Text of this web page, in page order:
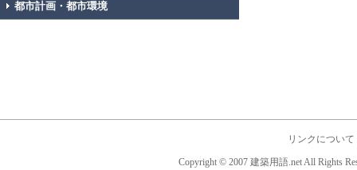
都市計画・都市環境
リンクについて
Copyright © 2007 建築用語.net All Rights